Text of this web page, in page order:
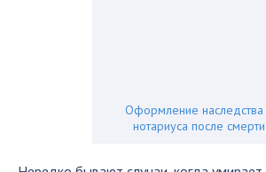
Оформление наследства
нотариуса после смерти